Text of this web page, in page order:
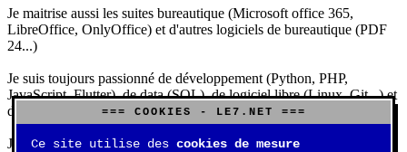
Je maitrise aussi les suites bureautique (Microsoft office 365,
LibreOffice, OnlyOffice) et d'autres logiciels de bureautique (PDF
24...)
Je suis toujours passionné de développement (Python, PHP,
JavaScript, Flutter), de data (SQL), de logiciel libre (Linux, Git...) et
d'IA (principalement Claude et DeepSeek).
J'aime jouer, surtout aux jeux de sociétés (Risk, Uno, Scrabble...),
=== COOKIES - LE7.NET ===
Ce site utilise des cookies de mesure